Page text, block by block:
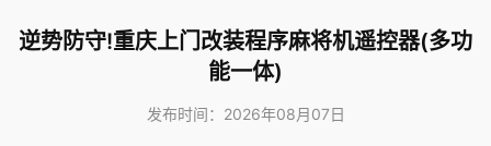
逆势防守!重庆上门改装程序麻将机遥控器(多功
能一体)
发布时间：2026年08月07日